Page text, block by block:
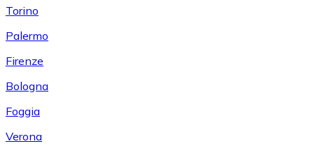
Torino
Palermo
Firenze
Bologna
Foggia
Verona